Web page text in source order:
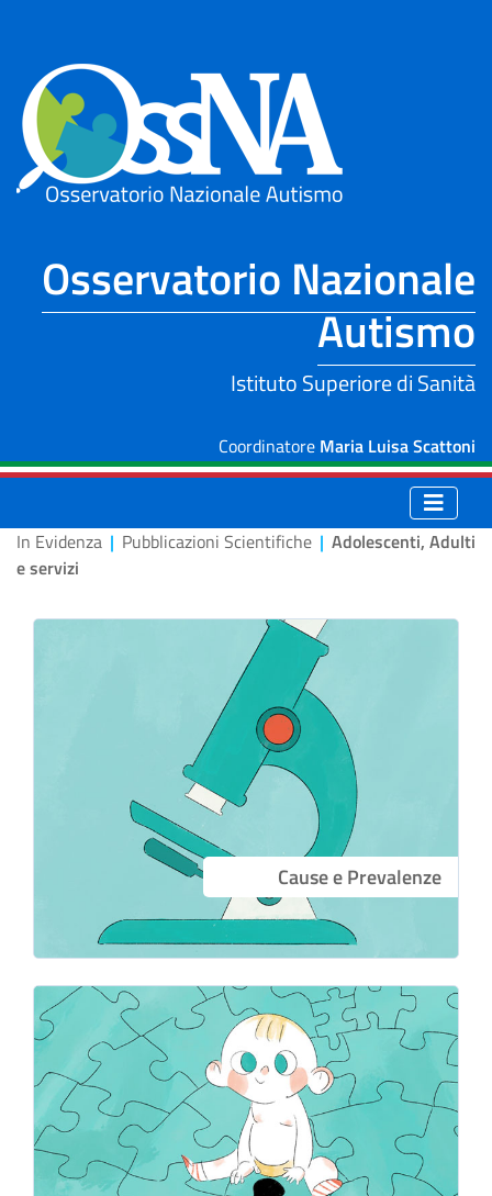
Osservatorio Nazionale
Autismo
Istituto Superiore di Sanità
Coordinatore Maria Luisa Scattoni
In Evidenza | Pubblicazioni Scientifiche | Adolescenti, Adulti
e servizi
Cause e Prevalenze